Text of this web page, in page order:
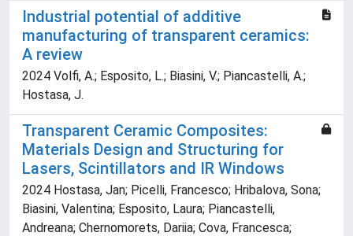
Industrial potential of additive
manufacturing of transparent ceramics:
A review
2024 Volfi, A.; Esposito, L.; Biasini, V.; Piancastelli, A.;
Hostasa, J.
Transparent Ceramic Composites:
Materials Design and Structuring for
Lasers, Scintillators and IR Windows
2024 Hostasa, Jan; Picelli, Francesco; Hribalova, Sona;
Biasini, Valentina; Esposito, Laura; Piancastelli,
Andreana; Chernomorets, Dariia; Cova, Francesca;